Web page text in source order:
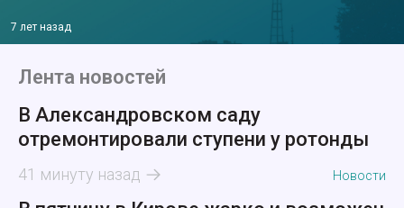
7 лет назад
Лента новостей
В Александровском саду
отремонтировали ступени у ротонды
41 минуту назад Новости